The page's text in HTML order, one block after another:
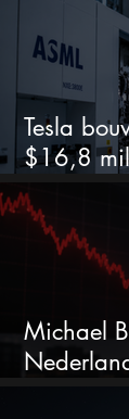
Tesla
$16,8
winnaar
Michael